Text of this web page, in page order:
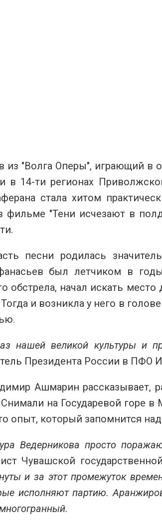
из "Волга Оперы", играющий в
в 14-ти регионах
стала хитом
"Тени исчезают в
песни родилась
был летчиком в
обстрела, начал искать
и возникла у него в
нашей великой культуры и
Президента России в ПФО
Ашмарин рассказывает,
на Государевой горе
опыт, который запомнится
Ведерникова просто
Чувашской
и за этот промежуток
исполняют партию.